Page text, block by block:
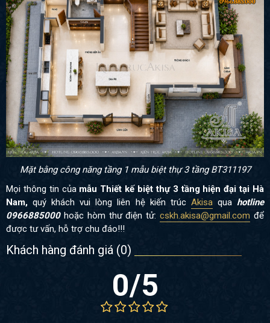
Mặt bằng công năng tầng 1 mẫu biệt thự 3 tầng BT311197
Mọi thông tin của mẫu Thiết kế biệt thự 3 tầng hiện đại tại Hà
Nam,quý khách vui lòng liên hệ kiến trúc Akisaquahotline
0966885000hoặc hòm thư điện tử:cskh.akisa@gmail.com để
được tư vấn, hỗ trợ chu đáo!!!
Khách hàng đánh giá (0)
0/5